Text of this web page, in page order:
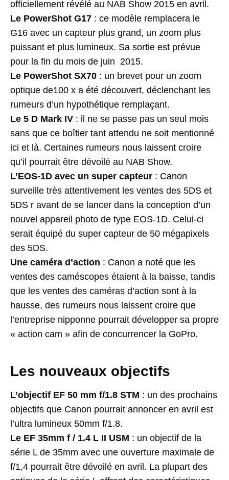
officiellement révélé au NAB Show 2015 en avril.
Le PowerShot G17 : ce modèle remplacera le
G16 avec un capteur plus grand, un zoom plus
puissant et plus lumineux. Sa sortie est prévue
pour la fin du mois de juin 2015.
Le PowerShot SX70 : un brevet pour un zoom
optique de100 x a été découvert, déclenchant les
rumeurs d’un hypothétique remplaçant.
Le 5 D Mark IV : il ne se passe pas un seul mois
sans que ce boîtier tant attendu ne soit mentionné
ici et là. Certaines rumeurs nous laissent croire
qu’il pourrait être dévoilé au NAB Show.
L’EOS-1D avec un super capteur : Canon
surveille très attentivement les ventes des 5DS et
5DS r avant de se lancer dans la conception d’un
nouvel appareil photo de type EOS-1D. Celui-ci
serait équipé du super capteur de 50 mégapixels
des 5DS.
Une caméra d’action : Canon a noté que les
ventes des caméscopes étaient à la baisse, tandis
que les ventes des caméras d’action sont à la
hausse, des rumeurs nous laissent croire que
l’entreprise nipponne pourrait développer sa propre
« action cam » afin de concurrencer la GoPro.
Les nouveaux objectifs
L’objectif EF 50 mm f/1.8 STM : un des prochains
objectifs que Canon pourrait annoncer en avril est
l’ultra lumineux 50mm f/1.8.
Le EF 35mm f / 1.4 L II USM : un objectif de la
série L de 35mm avec une ouverture maximale de
f/1,4 pourrait être dévoilé en avril. La plupart des